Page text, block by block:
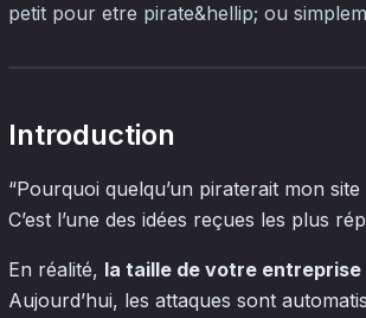
petit pour etre pirate&hellip; ou
Introduction
“Pourquoi quelqu’un piraterait mon
C’est l’une des idées reçues les plus
En réalité, la taille de votre
Aujourd’hui, les attaques sont